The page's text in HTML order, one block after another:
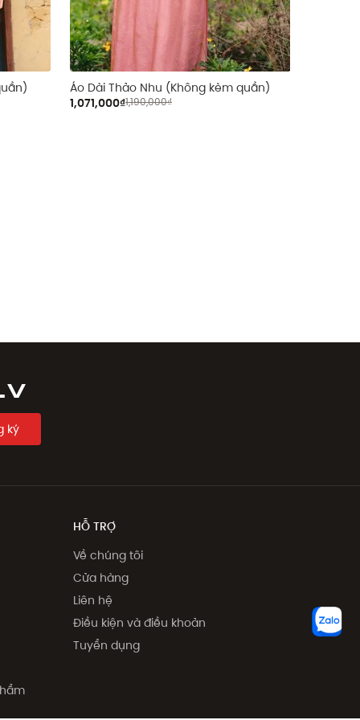
Áo Dài Thảo Nhu (Không kèm quần)
1,071,000₫1,190,000₫
ký
HỖ TRỢ
Về chúng tôi
Cửa hàng
Liên hệ
Điều kiện và điều khoản
Tuyển dụng